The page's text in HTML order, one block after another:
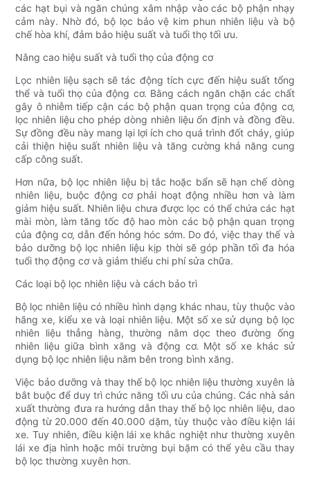
các hạt bụi và ngăn chúng xâm nhập vào các bộ phận nhạy
cảm này. Nhờ đó, bộ lọc bảo vệ kim phun nhiên liệu và bộ
chế hòa khí, đảm bảo hiệu suất và tuổi thọ tối ưu.
Nâng cao hiệu suất và tuổi thọ của động cơ
Lọc nhiên liệu sạch sẽ tác động tích cực đến hiệu suất tổng
thể và tuổi thọ của động cơ. Bằng cách ngăn chặn các chất
gây ô nhiễm tiếp cận các bộ phận quan trọng của động cơ,
lọc nhiên liệu cho phép dòng nhiên liệu ổn định và đồng đều.
Sự đồng đều này mang lại lợi ích cho quá trình đốt cháy, giúp
cải thiện hiệu suất nhiên liệu và tăng cường khả năng cung
cấp công suất.
Hơn nữa, bộ lọc nhiên liệu bị tắc hoặc bẩn sẽ hạn chế dòng
nhiên liệu, buộc động cơ phải hoạt động nhiều hơn và làm
giảm hiệu suất. Nhiên liệu chưa được lọc có thể chứa các hạt
mài mòn, làm tăng tốc độ hao mòn các bộ phận quan trọng
của động cơ, dẫn đến hỏng hóc sớm. Do đó, việc thay thế và
bảo dưỡng bộ lọc nhiên liệu kịp thời sẽ góp phần tối đa hóa
tuổi thọ động cơ và giảm thiểu chi phí sửa chữa.
Các loại bộ lọc nhiên liệu và cách bảo trì
Bộ lọc nhiên liệu có nhiều hình dạng khác nhau, tùy thuộc vào
hãng xe, kiểu xe và loại nhiên liệu. Một số xe sử dụng bộ lọc
nhiên liệu thẳng hàng, thường nằm dọc theo đường ống
nhiên liệu giữa bình xăng và động cơ. Một số xe khác sử
dụng bộ lọc nhiên liệu nằm bên trong bình xăng.
Việc bảo dưỡng và thay thế bộ lọc nhiên liệu thường xuyên là
bắt buộc để duy trì chức năng tối ưu của chúng. Các nhà sản
xuất thường đưa ra hướng dẫn thay thế bộ lọc nhiên liệu, dao
động từ 20.000 đến 40.000 dặm, tùy thuộc vào điều kiện lái
xe. Tuy nhiên, điều kiện lái xe khắc nghiệt như thường xuyên
lái xe địa hình hoặc môi trường bụi bặm có thể yêu cầu thay
bộ lọc thường xuyên hơn.